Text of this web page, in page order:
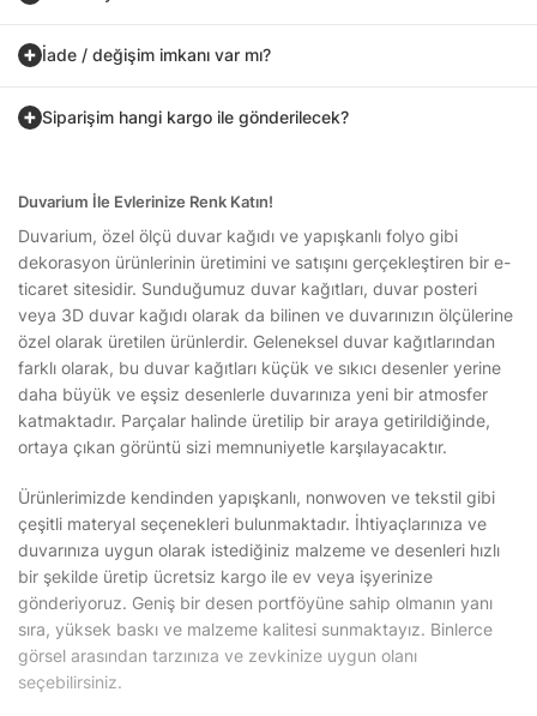
İade / değişim imkanı var mı?
Siparişim hangi kargo ile gönderilecek?
Duvarium İle Evlerinize Renk Katın!
Duvarium, özel ölçü duvar kağıdı ve yapışkanlı folyo gibi
dekorasyon ürünlerinin üretimini ve satışını gerçekleştiren bir e-
ticaret sitesidir. Sunduğumuz duvar kağıtları, duvar posteri
veya 3D duvar kağıdı olarak da bilinen ve duvarınızın ölçülerine
özel olarak üretilen ürünlerdir. Geleneksel duvar kağıtlarından
farklı olarak, bu duvar kağıtları küçük ve sıkıcı desenler yerine
daha büyük ve eşsiz desenlerle duvarınıza yeni bir atmosfer
katmaktadır. Parçalar halinde üretilip bir araya getirildiğinde,
ortaya çıkan görüntü sizi memnuniyetle karşılayacaktır.
Ürünlerimizde kendinden yapışkanlı, nonwoven ve tekstil gibi
çeşitli materyal seçenekleri bulunmaktadır. İhtiyaçlarınıza ve
duvarınıza uygun olarak istediğiniz malzeme ve desenleri hızlı
bir şekilde üretip ücretsiz kargo ile ev veya işyerinize
gönderiyoruz. Geniş bir desen portföyüne sahip olmanın yanı
sıra, yüksek baskı ve malzeme kalitesi sunmaktayız. Binlerce
görsel arasından tarzınıza ve zevkinize uygun olanı
seçebilirsiniz.